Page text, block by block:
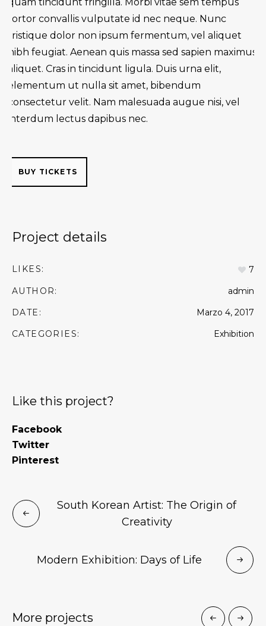
Project details
LIKES:
7
AUTHOR:
admin
DATE:
Marzo 4, 2017
CATEGORIES:
Exhibition
tortor convallis vulputate id nec neque. Nunc
tristique dolor non ipsum fermentum, vel aliquet
nibh feugiat. Aenean quis massa sed sapien maximus
aliquet. Cras in tincidunt ligula. Duis urna elit,
elementum ut nulla sit amet, bibendum
consectetur velit. Nam malesuada augue nisi, vel
interdum lectus dapibus nec.
BUY TICKETS
Like this project?
Facebook
Twitter
Pinterest
South Korean Artist: The Origin of
Creativity
Modern Exhibition: Days of Life
More projects